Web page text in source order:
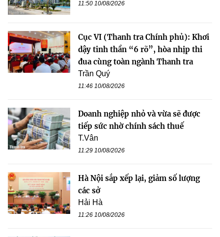
11:50 10/08/2026
Cục VI (Thanh tra Chính phủ): Khơi
dậy tinh thần “6 rõ”, hòa nhịp thi
đua cùng toàn ngành Thanh tra
Trần Quý
11:46 10/08/2026
Doanh nghiệp nhỏ và vừa sẽ được
tiếp sức nhờ chính sách thuế
T.Vân
11:29 10/08/2026
Hà Nội sắp xếp lại, giảm số lượng
các sở
Hải Hà
11:26 10/08/2026